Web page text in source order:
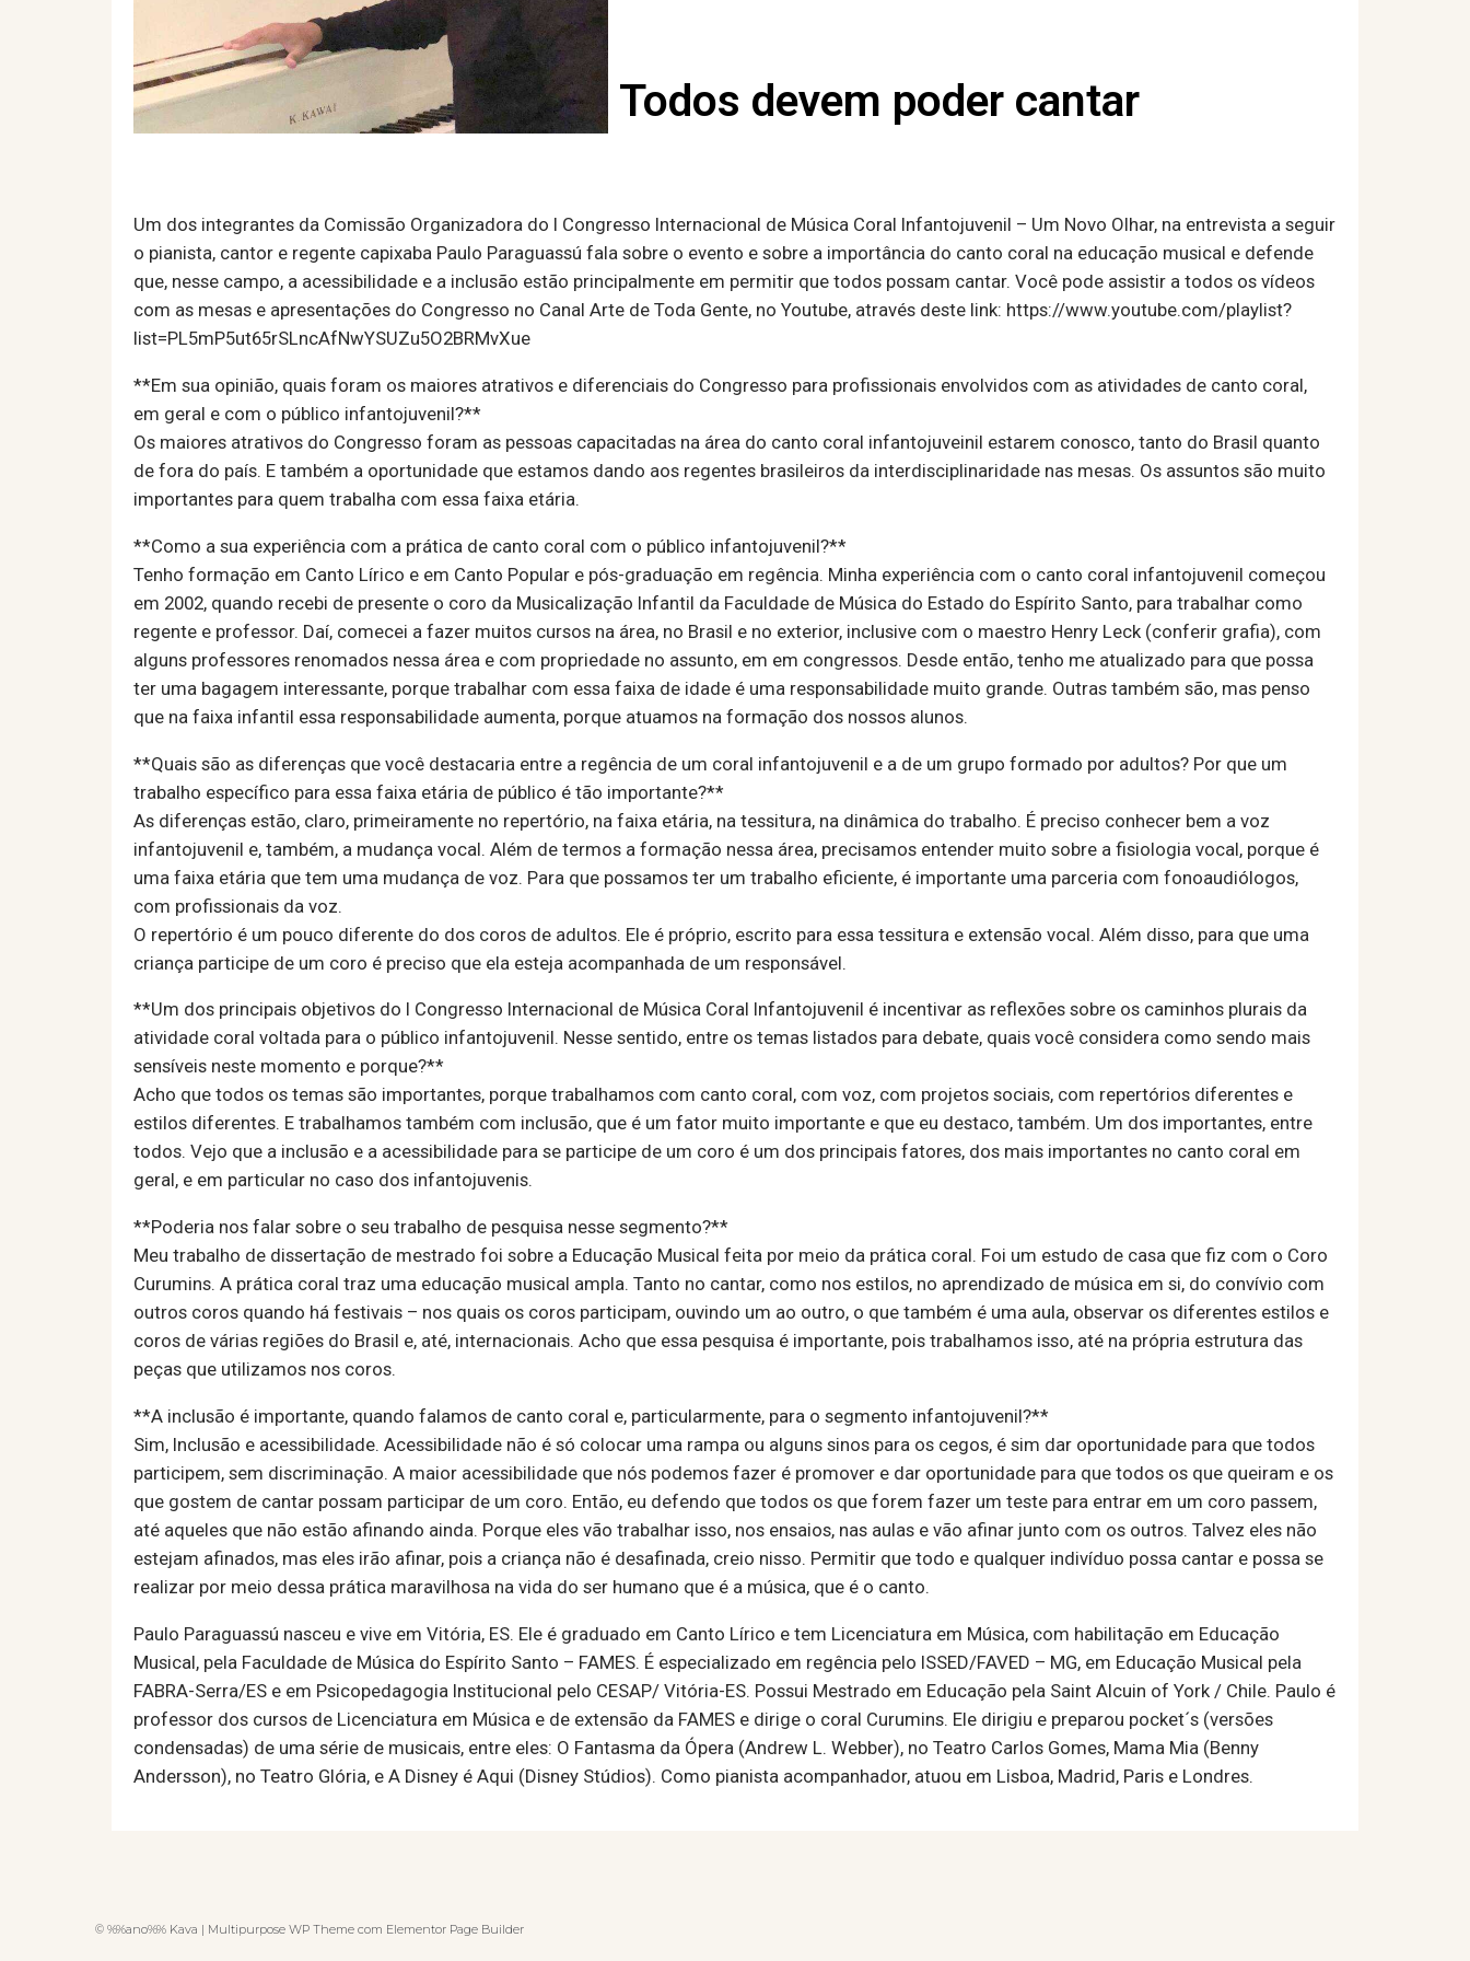
Todos devem poder cantar
Um dos integrantes da Comissão Organizadora do I Congresso Internacional de Música Coral Infantojuvenil – Um Novo Olhar, na entrevista a seguir
o pianista, cantor e regente capixaba Paulo Paraguassú fala sobre o evento e sobre a importância do canto coral na educação musical e defende
que, nesse campo, a acessibilidade e a inclusão estão principalmente em permitir que todos possam cantar. Você pode assistir a todos os vídeos
com as mesas e apresentações do Congresso no Canal Arte de Toda Gente, no Youtube, através deste link: https://www.youtube.com/playlist?
list=PL5mP5ut65rSLncAfNwYSUZu5O2BRMvXue
**Em sua opinião, quais foram os maiores atrativos e diferenciais do Congresso para profissionais envolvidos com as atividades de canto coral,
em geral e com o público infantojuvenil?**
Os maiores atrativos do Congresso foram as pessoas capacitadas na área do canto coral infantojuveinil estarem conosco, tanto do Brasil quanto
de fora do país. E também a oportunidade que estamos dando aos regentes brasileiros da interdisciplinaridade nas mesas. Os assuntos são muito
importantes para quem trabalha com essa faixa etária.
**Como a sua experiência com a prática de canto coral com o público infantojuvenil?**
Tenho formação em Canto Lírico e em Canto Popular e pós-graduação em regência. Minha experiência com o canto coral infantojuvenil começou
em 2002, quando recebi de presente o coro da Musicalização Infantil da Faculdade de Música do Estado do Espírito Santo, para trabalhar como
regente e professor. Daí, comecei a fazer muitos cursos na área, no Brasil e no exterior, inclusive com o maestro Henry Leck (conferir grafia), com
alguns professores renomados nessa área e com propriedade no assunto, em em congressos. Desde então, tenho me atualizado para que possa
ter uma bagagem interessante, porque trabalhar com essa faixa de idade é uma responsabilidade muito grande. Outras também são, mas penso
que na faixa infantil essa responsabilidade aumenta, porque atuamos na formação dos nossos alunos.
**Quais são as diferenças que você destacaria entre a regência de um coral infantojuvenil e a de um grupo formado por adultos? Por que um
trabalho específico para essa faixa etária de público é tão importante?**
As diferenças estão, claro, primeiramente no repertório, na faixa etária, na tessitura, na dinâmica do trabalho. É preciso conhecer bem a voz
infantojuvenil e, também, a mudança vocal. Além de termos a formação nessa área, precisamos entender muito sobre a fisiologia vocal, porque é
uma faixa etária que tem uma mudança de voz. Para que possamos ter um trabalho eficiente, é importante uma parceria com fonoaudiólogos,
com profissionais da voz.
O repertório é um pouco diferente do dos coros de adultos. Ele é próprio, escrito para essa tessitura e extensão vocal. Além disso, para que uma
criança participe de um coro é preciso que ela esteja acompanhada de um responsável.
**Um dos principais objetivos do I Congresso Internacional de Música Coral Infantojuvenil é incentivar as reflexões sobre os caminhos plurais da
atividade coral voltada para o público infantojuvenil. Nesse sentido, entre os temas listados para debate, quais você considera como sendo mais
sensíveis neste momento e porque?**
Acho que todos os temas são importantes, porque trabalhamos com canto coral, com voz, com projetos sociais, com repertórios diferentes e
estilos diferentes. E trabalhamos também com inclusão, que é um fator muito importante e que eu destaco, também. Um dos importantes, entre
todos. Vejo que a inclusão e a acessibilidade para se participe de um coro é um dos principais fatores, dos mais importantes no canto coral em
geral, e em particular no caso dos infantojuvenis.
**Poderia nos falar sobre o seu trabalho de pesquisa nesse segmento?**
Meu trabalho de dissertação de mestrado foi sobre a Educação Musical feita por meio da prática coral. Foi um estudo de casa que fiz com o Coro
Curumins. A prática coral traz uma educação musical ampla. Tanto no cantar, como nos estilos, no aprendizado de música em si, do convívio com
outros coros quando há festivais – nos quais os coros participam, ouvindo um ao outro, o que também é uma aula, observar os diferentes estilos e
coros de várias regiões do Brasil e, até, internacionais. Acho que essa pesquisa é importante, pois trabalhamos isso, até na própria estrutura das
peças que utilizamos nos coros.
**A inclusão é importante, quando falamos de canto coral e, particularmente, para o segmento infantojuvenil?**
Sim, Inclusão e acessibilidade. Acessibilidade não é só colocar uma rampa ou alguns sinos para os cegos, é sim dar oportunidade para que todos
participem, sem discriminação. A maior acessibilidade que nós podemos fazer é promover e dar oportunidade para que todos os que queiram e os
que gostem de cantar possam participar de um coro. Então, eu defendo que todos os que forem fazer um teste para entrar em um coro passem,
até aqueles que não estão afinando ainda. Porque eles vão trabalhar isso, nos ensaios, nas aulas e vão afinar junto com os outros. Talvez eles não
estejam afinados, mas eles irão afinar, pois a criança não é desafinada, creio nisso. Permitir que todo e qualquer indivíduo possa cantar e possa se
realizar por meio dessa prática maravilhosa na vida do ser humano que é a música, que é o canto.
Paulo Paraguassú nasceu e vive em Vitória, ES. Ele é graduado em Canto Lírico e tem Licenciatura em Música, com habilitação em Educação
Musical, pela Faculdade de Música do Espírito Santo – FAMES. É especializado em regência pelo ISSED/FAVED – MG, em Educação Musical pela
FABRA-Serra/ES e em Psicopedagogia Institucional pelo CESAP/ Vitória-ES. Possui Mestrado em Educação pela Saint Alcuin of York / Chile. Paulo é
professor dos cursos de Licenciatura em Música e de extensão da FAMES e dirige o coral Curumins. Ele dirigiu e preparou pocket´s (versões
condensadas) de uma série de musicais, entre eles: O Fantasma da Ópera (Andrew L. Webber), no Teatro Carlos Gomes, Mama Mia (Benny
Andersson), no Teatro Glória, e A Disney é Aqui (Disney Stúdios). Como pianista acompanhador, atuou em Lisboa, Madrid, Paris e Londres.
© %%ano%% Kava | Multipurpose WP Theme com Elementor Page Builder